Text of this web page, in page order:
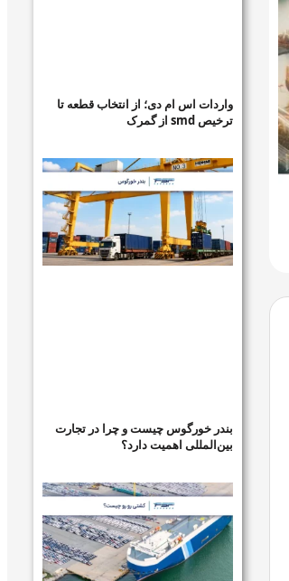
واردات اس ام دی؛ از انتخاب قطعه تا
ترخیص smd از گمرک
بندر خورگوس چیست و چرا در تجارت
بین‌المللی اهمیت دارد؟